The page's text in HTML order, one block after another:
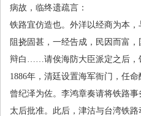
病故，临终遗疏言：
铁路宜仿造也。外洋以经商为本
阻挠固甚，一经告成，民因而富
辩白……请俟海防大臣派定之后，
1886年，清廷设置海军衙门，任
曾纪泽为佐。李鸿章奏请将铁路事
太后批准。此后，津沽与台湾铁路